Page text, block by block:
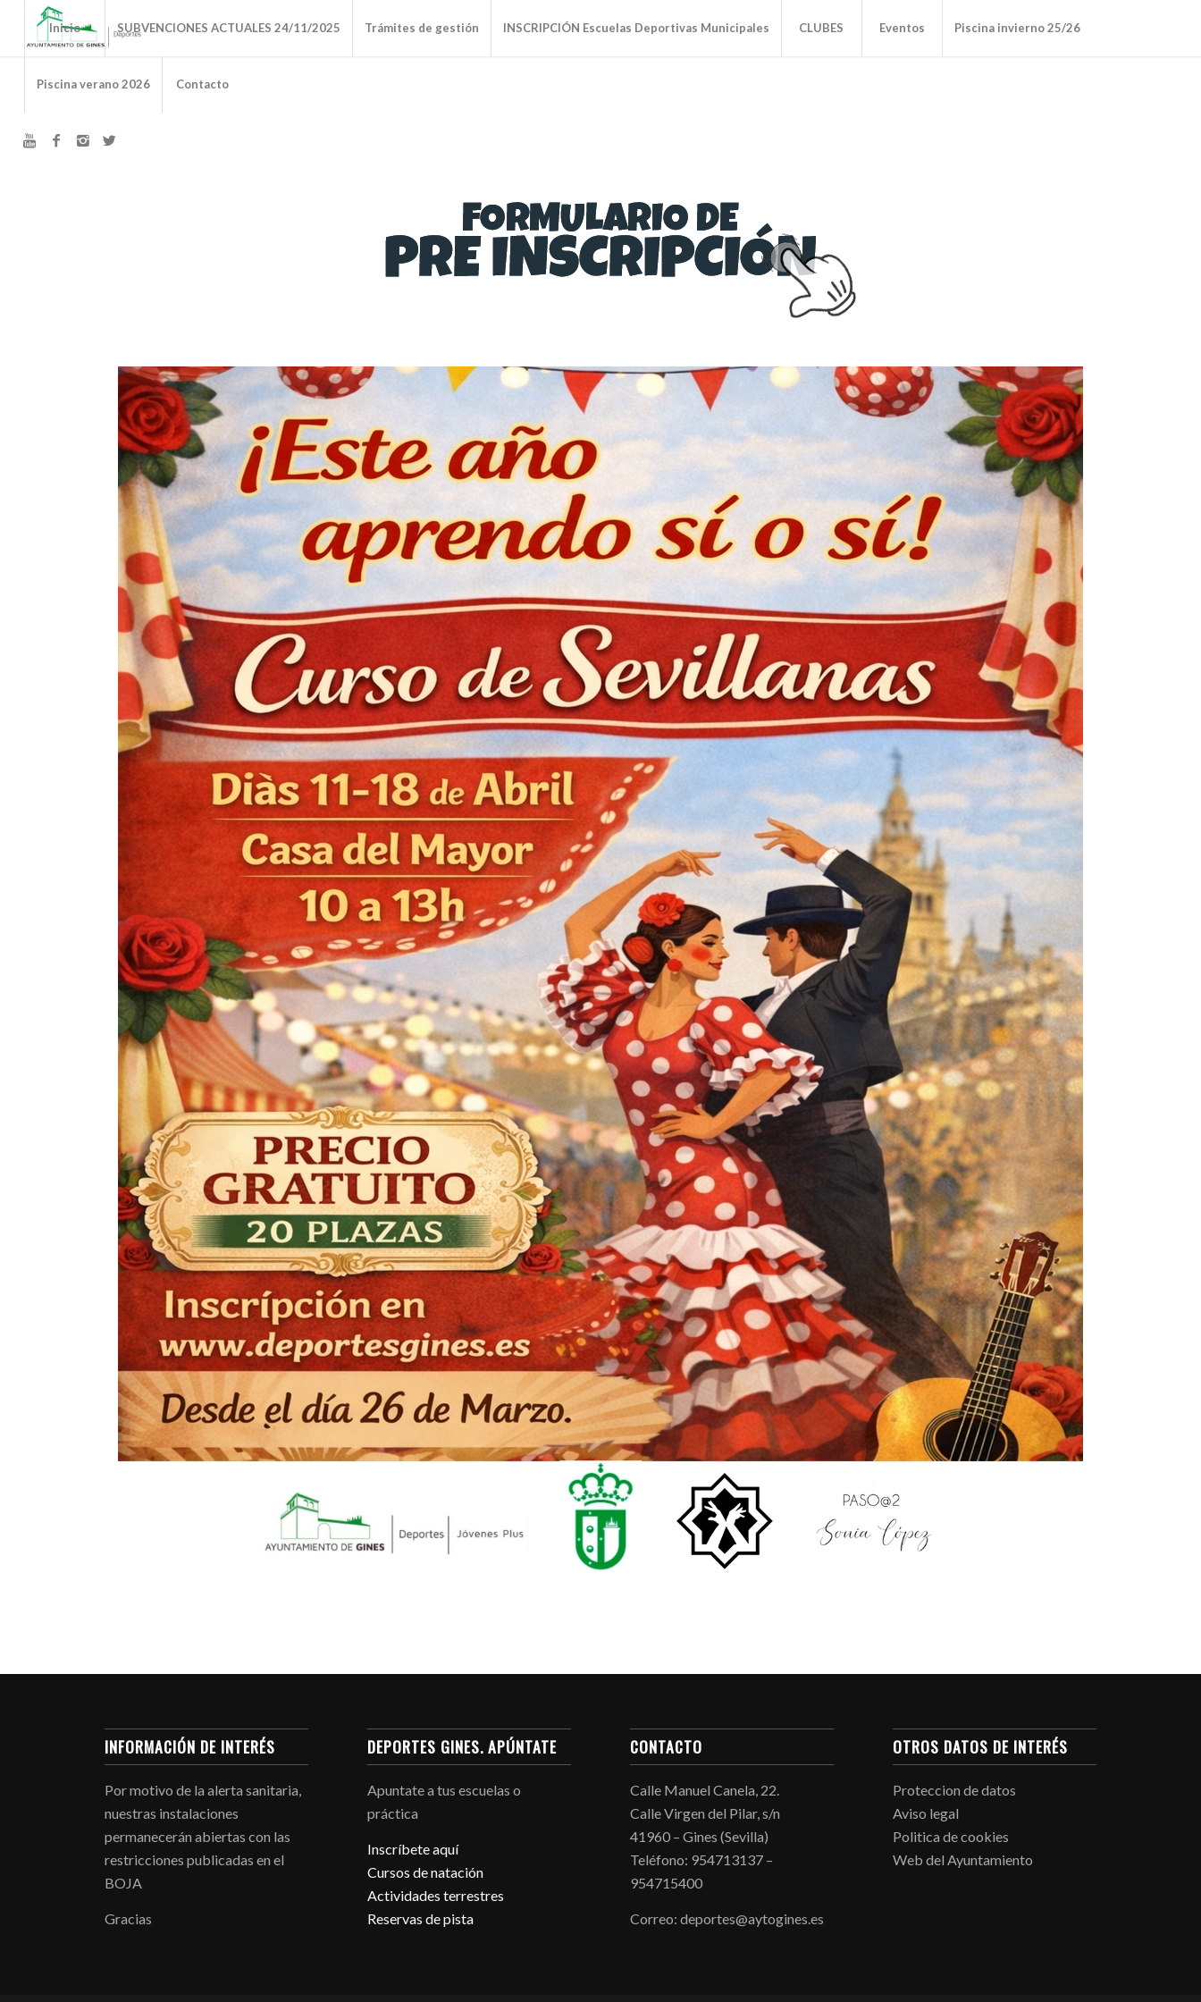
Inicio SUBVENCIONES ACTUALES 24/11/2025 Trámites de gestión INSCRIPCIÓN Escuelas Deportivas Municipales CLUBES Eventos Piscina invierno 25/26
Piscina verano 2026 Contacto
INFORMACIÓN DE INTERÉS
Por motivo de la alerta sanitaria,
nuestras instalaciones
permanecerán abiertas con las
restricciones publicadas en el
BOJA
Gracias
DEPORTES GINES. APÚNTATE
Apuntate a tus escuelas o
práctica
Inscríbete aquí
Cursos de natación
Actividades terrestres
Reservas de pista
CONTACTO
Calle Manuel Canela, 22.
Calle Virgen del Pilar, s/n
41960 – Gines (Sevilla)
Teléfono: 954713137 –
954715400
Correo: deportes@aytogines.es
OTROS DATOS DE INTERÉS
Proteccion de datos
Aviso legal
Politica de cookies
Web del Ayuntamiento